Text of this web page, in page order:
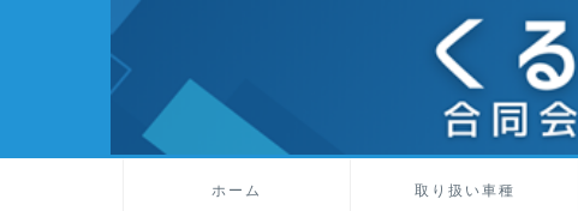
ホーム 取り扱い車種